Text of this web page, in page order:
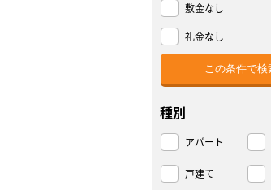
敷金なし
礼金なし
種別
アパート
戸建て